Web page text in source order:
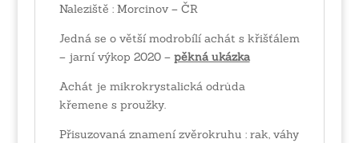
Naleziště : Morcinov – ČR
Jedná se o větší modrobílí achát s křišťálem
– jarní výkop 2020 – pěkná ukázka
Achát je mikrokrystalická odrůda
křemene s proužky.
Přisuzovaná znamení zvěrokruhu : rak, váhy